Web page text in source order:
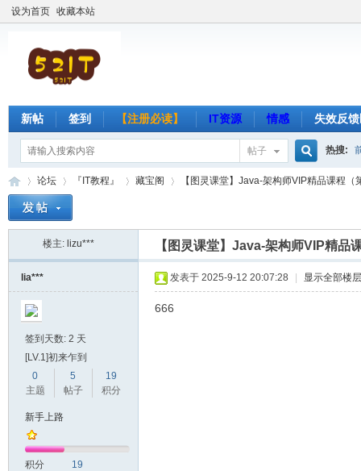
设为首页 收藏本站
新帖 签到 【注册必读】 IT资源 情感 失效反
帖子
搜
索
热搜:
论坛
›
『IT教程』 藏宝阁
›
【图灵课堂】Java-架构师VIP精品课程（
楼主: lizu*** 【图灵课堂】Java-架构师VIP精品
lia***
签到天数: 2 天
[LV.1]初来乍到
0
主题
5
帖子
19
积分
新手上路
积分 19
发表于 2025-9-12 20:07:28 显示全部楼层
666